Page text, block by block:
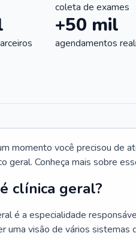
coleta de exames
+50 mil
agendamentos
momento você precisou de
geral. Conheça mais sobre
clínica geral?
é a especialidade
uma visão de vários sistemas